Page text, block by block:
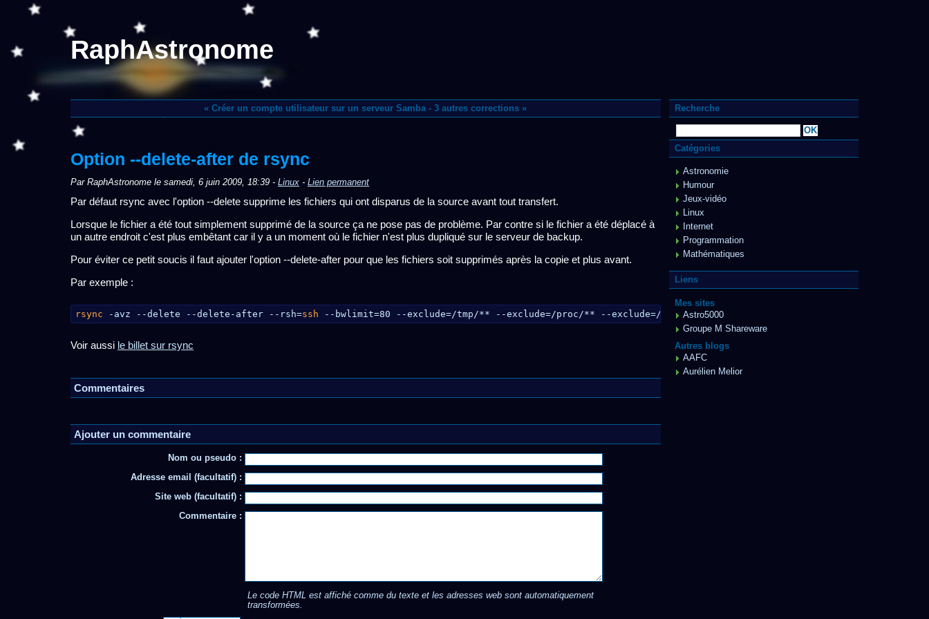
RaphAstronome
« Créer un compte utilisateur sur un serveur Samba - 3 autres corrections »
Option --delete-after de rsync
Par RaphAstronome le samedi, 6 juin 2009, 18:39 - Linux - Lien permanent
Par défaut rsync avec l'option --delete supprime les fichiers qui ont disparus de la source avant tout transfert.
Lorsque le fichier a été tout simplement supprimé de la source ça ne pose pas de problème. Par contre si le fichier a été déplacé à
un autre endroit c'est plus embêtant car il y a un moment où le fichier n'est plus dupliqué sur le serveur de backup.
Pour éviter ce petit soucis il faut ajouter l'option --delete-after pour que les fichiers soit supprimés après la copie et plus avant.
Par exemple :
rsync -avz --delete --delete-after --rsh=ssh --bwlimit=80 --exclude=/tmp/** --exclude=/proc/** --exclude=/dev/** --exclude=
Voir aussi le billet sur rsync
Commentaires
Ajouter un commentaire
Nom ou pseudo :
Adresse email (facultatif) :
Site web (facultatif) :
Commentaire :
Le code HTML est affiché comme du texte et les adresses web sont automatiquement
transformées.
Recherche
Catégories
Astronomie
Humour
Jeux-vidéo
Linux
Internet
Programmation
Mathématiques
Liens
Mes sites
Astro5000
Groupe M Shareware
Autres blogs
AAFC
Aurélien Melior